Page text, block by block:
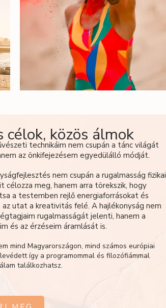
célok, közös álmok
technikáim nem csupán a tánc világát
az önkifejezésem egyedülálló módját.
nem csupán a rugalmasság fizikai
célozza meg, hanem arra törekszik, hogy
a testemben rejlő energiaforrásokat és
az utat a kreativitás felé. A hajlékonyság nem
rugalmasságát jelenti, hanem a
és az érzéseim áramlását is.
mind Magyarországon, mind számos európiai
így a programommal és filozófiámmal
találkozhatsz.